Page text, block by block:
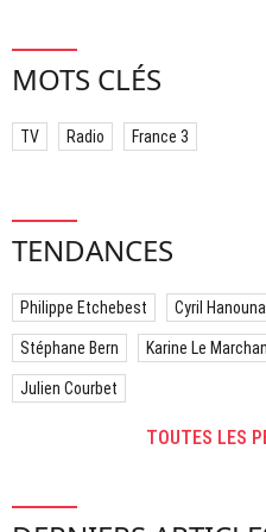
MOTS CLÉS
TV Radio France 3
TENDANCES
Philippe Etchebest Cyril Hanouna
Stéphane Bern Karine Le
Julien Courbet
TOUTES LES